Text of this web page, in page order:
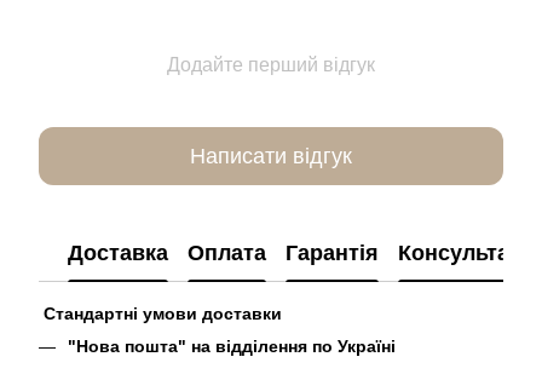
Додайте перший відгук
Написати відгук
Доставка Оплата Гарантія Консультація
Стандартні умови доставки
"Нова пошта" на відділення по Україні